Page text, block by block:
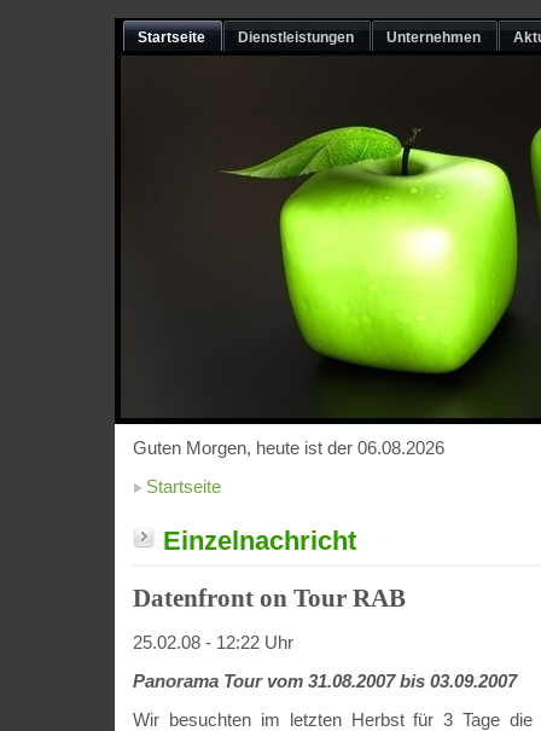
Startseite Dienstleistungen Unternehmen
Guten Morgen, heute ist der 06.08.2026
Startseite
Einzelnachricht
Datenfront on Tour RAB
25.02.08 - 12:22 Uhr
Panorama Tour vom 31.08.2007 bis 03.09.2007
Wir besuchten im letzten Herbst für 3 Tage die